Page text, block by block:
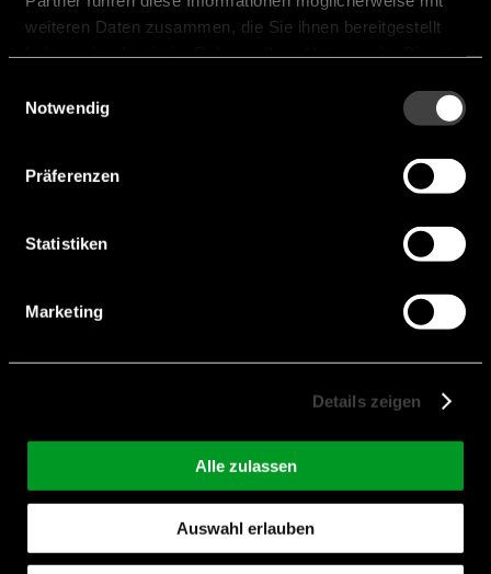
weiteren Daten zusammen, die Sie ihnen bereitgestellt
Notwendig
Präferenzen
Statistiken
Marketing
Details zeigen
Alle zulassen
Auswahl erlauben
Width [mm]:3,8 mm
Rated Voltage [V]:2,7 V
Max. Rated Speed [rpm]:13.000 rpm